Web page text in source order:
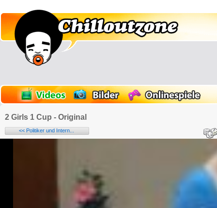
2 Girls 1 Cup - Original
<< Politiker und Intern...